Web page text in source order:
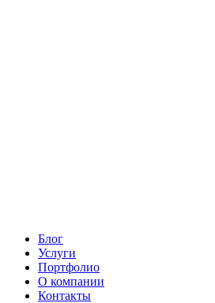
Блог
Услуги
Портфолио
О компании
Контакты